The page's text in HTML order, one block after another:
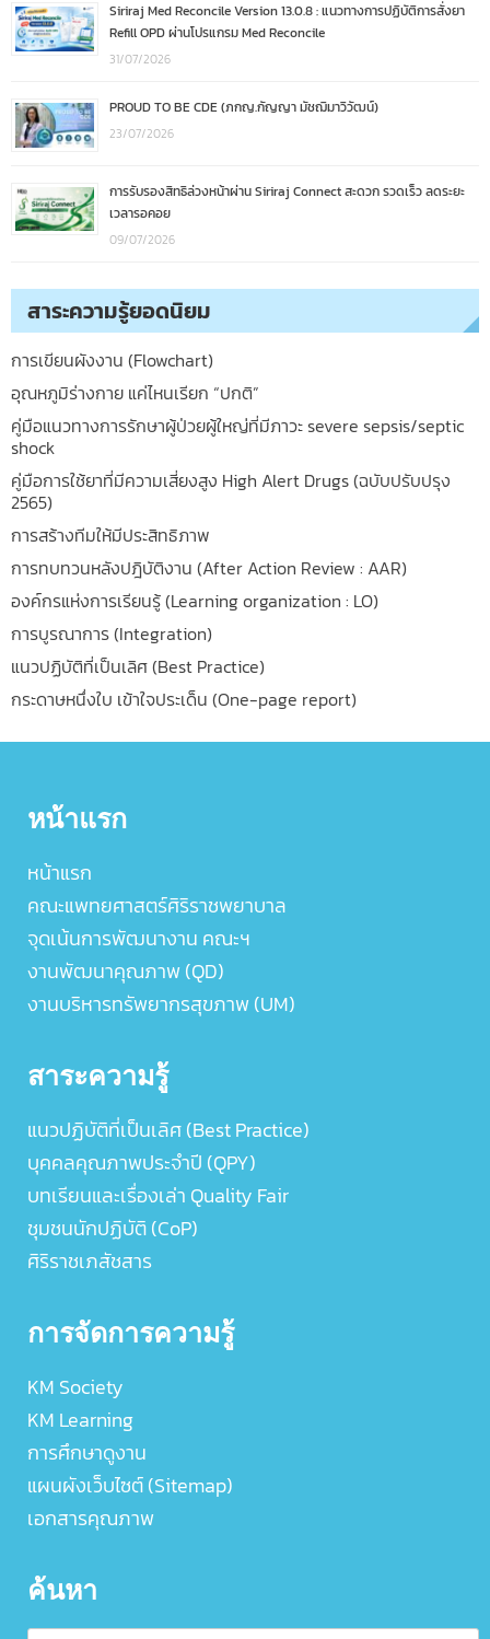
Siriraj Med Reconcile Version 13.0.8 : แนวทางการปฏิบัติการสั่งยา
Refill OPD ผ่านโปรแกรม Med Reconcile
31/07/2026
PROUD TO BE CDE (ภกญ.กัญญา มัชฌิมาวิวัฒน์)
23/07/2026
การรับรองสิทธิล่วงหน้าผ่าน Siriraj Connect สะดวก รวดเร็ว ลดระยะ
เวลารอคอย
09/07/2026
สาระความรู้ยอดนิยม
การเขียนผังงาน (Flowchart)
อุณหภูมิร่างกาย แค่ไหนเรียก “ปกติ”
คู่มือแนวทางการรักษาผู้ป่วยผู้ใหญ่ที่มีภาวะ severe sepsis/septic
shock
คู่มือการใช้ยาที่มีความเสี่ยงสูง High Alert Drugs (ฉบับปรับปรุง
2565)
การสร้างทีมให้มีประสิทธิภาพ
การทบทวนหลังปฎิบัติงาน (After Action Review : AAR)
องค์กรแห่งการเรียนรู้ (Learning organization : LO)
การบูรณาการ (Integration)
แนวปฏิบัติที่เป็นเลิศ (Best Practice)
กระดาษหนึ่งใบ เข้าใจประเด็น (One-page report)
หน้าแรก
หน้าแรก
คณะแพทยศาสตร์ศิริราชพยาบาล
จุดเน้นการพัฒนางาน คณะฯ
งานพัฒนาคุณภาพ (QD)
งานบริหารทรัพยากรสุขภาพ (UM)
สาระความรู้
แนวปฏิบัติที่เป็นเลิศ (Best Practice)
บุคคลคุณภาพประจำปี (QPY)
บทเรียนและเรื่องเล่า Quality Fair
ชุมชนนักปฏิบัติ (CoP)
ศิริราชเภสัชสาร
การจัดการความรู้
KM Society
KM Learning
การศึกษาดูงาน
แผนผังเว็บไซต์ (Sitemap)
เอกสารคุณภาพ
ค้นหา